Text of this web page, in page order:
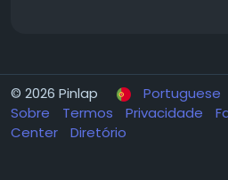
© 2026 Pinlap
Portuguese
Sobre
Termos Privacidade
Center
Diretório